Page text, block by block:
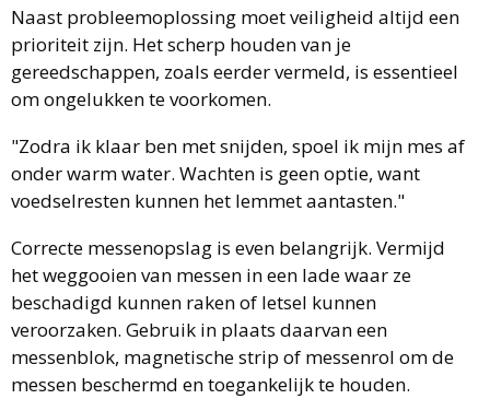
Naast probleemoplossing moet veiligheid altijd een
prioriteit zijn. Het scherp houden van je
gereedschappen, zoals eerder vermeld, is essentieel
om ongelukken te voorkomen.
"Zodra ik klaar ben met snijden, spoel ik mijn mes af
onder warm water. Wachten is geen optie, want
voedselresten kunnen het lemmet aantasten."
Correcte messenopslag is even belangrijk. Vermijd
het weggooien van messen in een lade waar ze
beschadigd kunnen raken of letsel kunnen
veroorzaken. Gebruik in plaats daarvan een
messenblok, magnetische strip of messenrol om de
messen beschermd en toegankelijk te houden.